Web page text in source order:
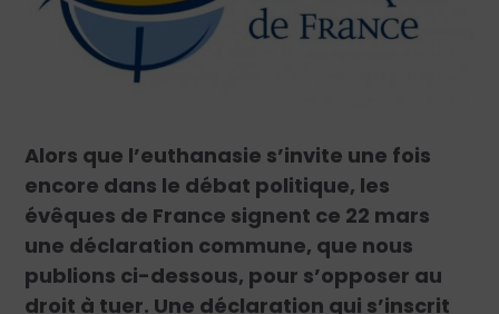
Alors que l’euthanasie s’invite une fois
encore dans le débat politique, les
évêques de France signent ce 22 mars
une déclaration commune, que nous
publions ci-dessous, pour s’opposer au
droit à tuer. Une déclaration qui s’inscrit